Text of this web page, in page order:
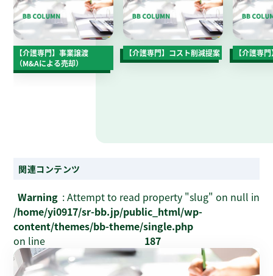
【介護専門】事業譲渡
（M&Aによる売却）
【介護専門】コスト削減提案 【介護専
関連コンテンツ
Warning : Attempt to read property "slug" on null in
/home/yi0917/sr-bb.jp/public_html/wp-
content/themes/bb-theme/single.php
on line
187